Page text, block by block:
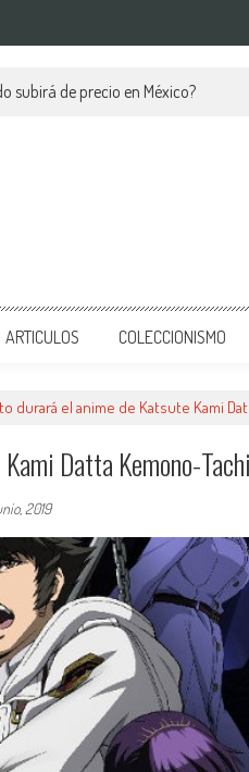
subirá de precio en México?
ARTICULOS COLECCIONISMO
durará el anime de Katsute Kami
Datta Kemono-
2019